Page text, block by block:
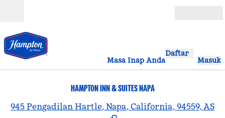
Masa Inap Anda
Daftar
Masuk
HAMPTON INN & SUITES NAPA
945 Pengadilan Hartle, Napa, California, 94559, AS